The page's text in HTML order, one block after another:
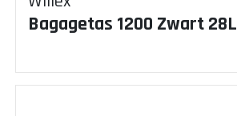
Bagagetas 1200 Zwart 28L